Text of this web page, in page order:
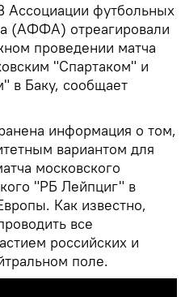
Ассоциации футбольных
(АФФА) отреагировали
проведении матча
"Спартаком" и
в Баку, сообщает
информация о том,
вариантом для
московского
"РБ Лейпциг" в
Как известно,
все
российских и
поле.